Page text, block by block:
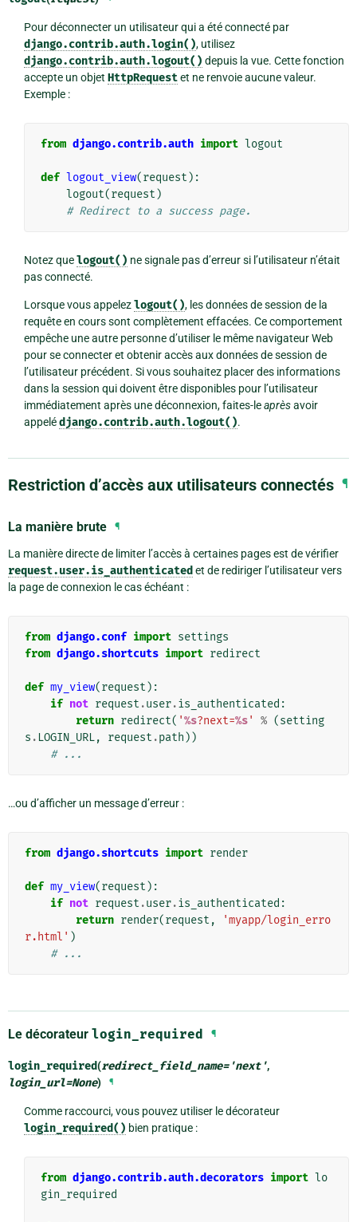
Pour déconnecter un utilisateur qui a été connecté par
django.contrib.auth.login(), utilisez
django.contrib.auth.logout() depuis la vue. Cette fonction
accepte un objet HttpRequestet ne renvoie aucune valeur.
Exemple :
from django.contrib.auth import logout
def logout_view(request ):
logout(request )
# Redirect to a success page.
Notez quelogout() ne signale pas d’erreur si l’utilisateur n’était
pas connecté.
Lorsque vous appelezlogout(), les données de session de la
requête en cours sont complètement effacées. Ce comportement
empêche une autre personne d’utiliser le même navigateur Web
pour se connecter et obtenir accès aux données de session de
l’utilisateur précédent. Si vous souhaitez placer des informations
dans la session qui doivent être disponibles pour l’utilisateur
immédiatement après une déconnexion, faites-leaprèsavoir
appelédjango.contrib.auth.logout().
Restriction d’accès aux utilisateurs connectés ¶
La manière brute ¶
La manière directe de limiter l’accès à certaines pages est de vérifier
request.user.is_authenticatedet de rediriger l’utilisateur vers
la page de connexion le cas échéant :
from django.conf import settings
from django.shortcuts import redirect
def my_view(request ):
if not request .user.is_authenticated :
return redirect( '%s?next=%s' % (setting
s . LOGIN_URL, request .path ))
# ...
…ou d’afficher un message d’erreur :
from django.shortcuts import render
def my_view(request ):
if not request .user.is_authenticated :
return render(request ,
'myapp/login_erro
r.html' )
# ...
Le décorateur login_required ¶
login_required(redirect_field_name='next',
login_url=None) ¶
Comme raccourci, vous pouvez utiliser le décorateur
login_required() bien pratique :
from django.contrib.auth.decorators import lo
gin_required